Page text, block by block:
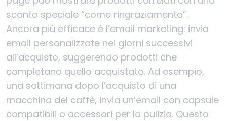
sconto speciale “come ringraziamento”.
Ancora più efficace è l’email marketing: invia
email personalizzate nei giorni successivi
all’acquisto, suggerendo prodotti che
completano quello acquistato. Ad esempio,
una settimana dopo l’acquisto di una
macchina del caffè, invia un’email con capsule
compatibili o accessori per la pulizia. Questo